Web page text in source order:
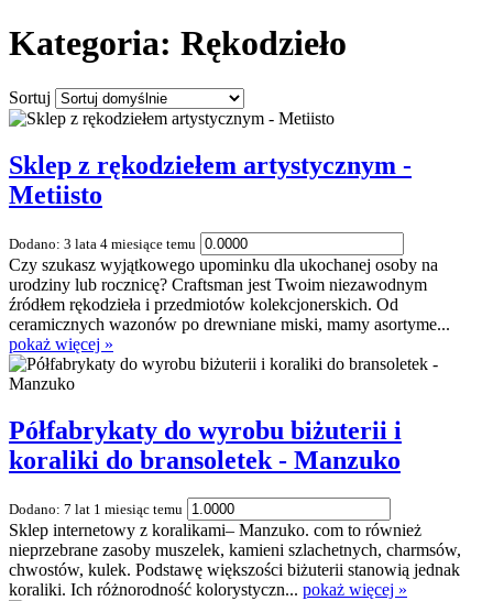
Kategoria: Rękodzieło
Sortuj
Sklep z rękodziełem artystycznym -
Metiisto
Dodano: 3 lata 4 miesiące temu
Czy szukasz wyjątkowego upominku dla ukochanej osoby na
urodziny lub rocznicę? Craftsman jest Twoim niezawodnym
źródłem rękodzieła i przedmiotów kolekcjonerskich. Od
ceramicznych wazonów po drewniane miski, mamy asortyme...
pokaż więcej »
Półfabrykaty do wyrobu biżuterii i
koraliki do bransoletek - Manzuko
Dodano: 7 lat 1 miesiąc temu
Sklep internetowy z koralikami– Manzuko. com to również
nieprzebrane zasoby muszelek, kamieni szlachetnych, charmsów,
chwostów, kulek. Podstawę większości biżuterii stanowią jednak
koraliki. Ich różnorodność kolorystyczn... pokaż więcej »